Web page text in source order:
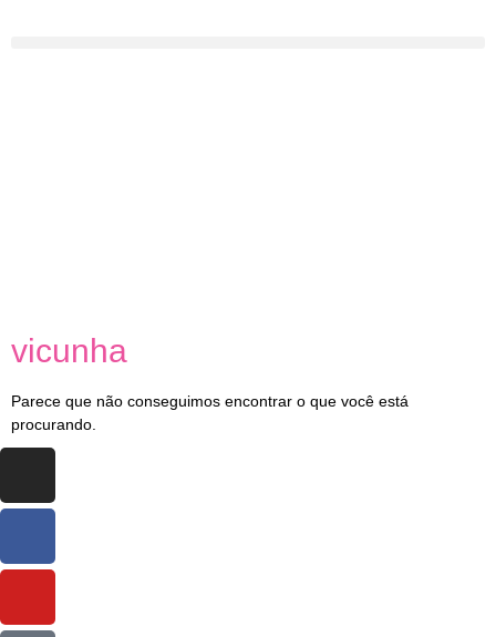
vicunha
Parece que não conseguimos encontrar o que você está
procurando.